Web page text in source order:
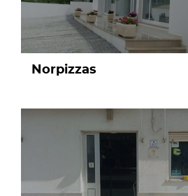
Norpizzas
page